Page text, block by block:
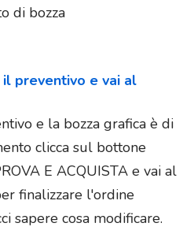
di bozza
preventivo e vai al
e la bozza grafica è di
clicca sul bottone
E ACQUISTA e vai al
finalizzare l'ordine
sapere cosa modificare.